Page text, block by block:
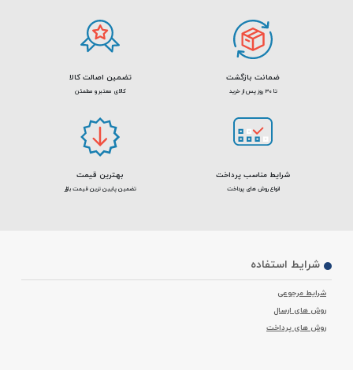
ضمانت بازگشت
تا 30 روز پس از خرید
تضمین اصالت کالا
کالای معتبر و مطمئن
شرایط مناسب پرداخت
انواع روش های پرداخت
بهترین قیمت
تضمین پایین ترین قیمت بازار
شرایط استفاده
شرایط مرجوعی
روش های ارسال
روش های پرداخت